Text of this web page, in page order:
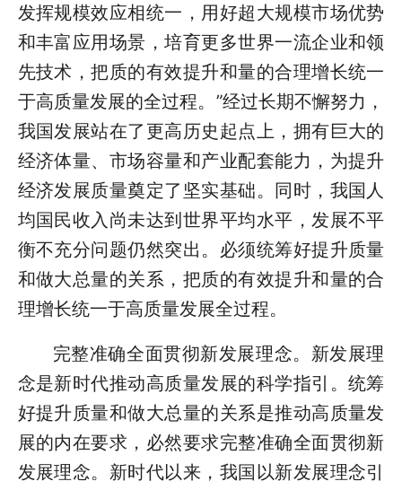
发挥规模效应相统一，用好超大规模市场优势
和丰富应用场景，培育更多世界一流企业和领
先技术，把质的有效提升和量的合理增长统一
于高质量发展的全过程。”经过长期不懈努力，
我国发展站在了更高历史起点上，拥有巨大的
经济体量、市场容量和产业配套能力，为提升
经济发展质量奠定了坚实基础。同时，我国人
均国民收入尚未达到世界平均水平，发展不平
衡不充分问题仍然突出。必须统筹好提升质量
和做大总量的关系，把质的有效提升和量的合
理增长统一于高质量发展全过程。
完整准确全面贯彻新发展理念。新发展理
念是新时代推动高质量发展的科学指引。统筹
好提升质量和做大总量的关系是推动高质量发
展的内在要求，必然要求完整准确全面贯彻新
发展理念。新时代以来，我国以新发展理念引